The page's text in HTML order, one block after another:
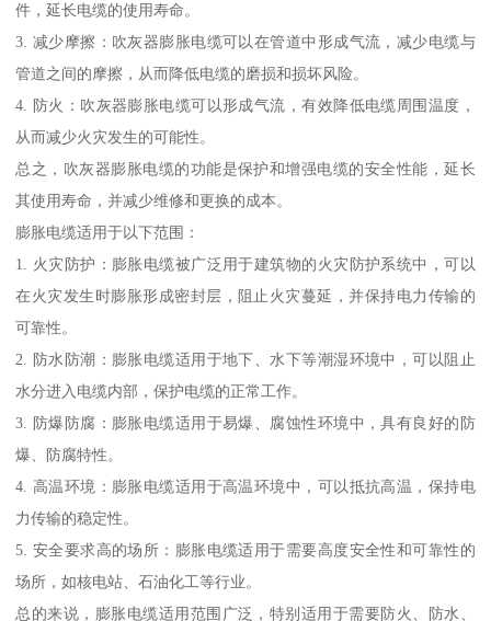
件，延长电缆的使用寿命。
3. 减少摩擦：吹灰器膨胀电缆可以在管道中形成气流，减少电缆与
管道之间的摩擦，从而降低电缆的磨损和损坏风险。
4. 防火：吹灰器膨胀电缆可以形成气流，有效降低电缆周围温度，
从而减少火灾发生的可能性。
总之，吹灰器膨胀电缆的功能是保护和增强电缆的安全性能，延长
其使用寿命，并减少维修和更换的成本。
膨胀电缆适用于以下范围：
1. 火灾防护：膨胀电缆被广泛用于建筑物的火灾防护系统中，可以
在火灾发生时膨胀形成密封层，阻止火灾蔓延，并保持电力传输的
可靠性。
2. 防水防潮：膨胀电缆适用于地下、水下等潮湿环境中，可以阻止
水分进入电缆内部，保护电缆的正常工作。
3. 防爆防腐：膨胀电缆适用于易爆、腐蚀性环境中，具有良好的防
爆、防腐特性。
4. 高温环境：膨胀电缆适用于高温环境中，可以抵抗高温，保持电
力传输的稳定性。
5. 安全要求高的场所：膨胀电缆适用于需要高度安全性和可靠性的
场所，如核电站、石油化工等行业。
总的来说，膨胀电缆适用范围广泛，特别适用于需要防火、防水、